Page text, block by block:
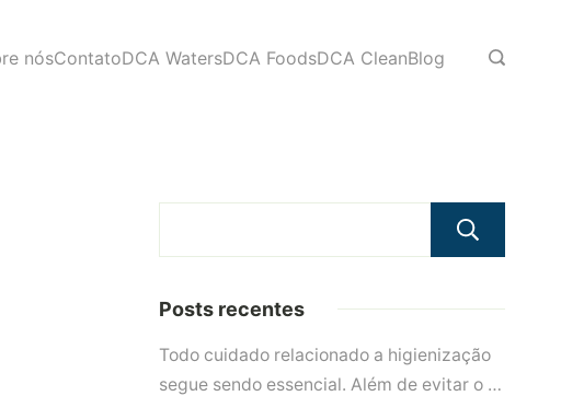
nósContatoDCA WatersDCA FoodsDCA CleanBlog
Posts recentes
Todo cuidado relacionado a higienização
segue sendo essencial. Além de evitar o …